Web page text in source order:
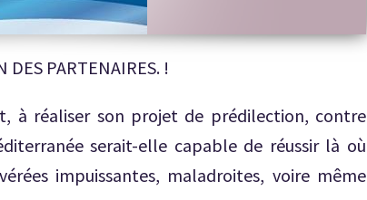
DES PARTENAIRES. !
à réaliser son projet de prédilection, contre
serait-elle capable de réussir là où
impuissantes, maladroites, voire même